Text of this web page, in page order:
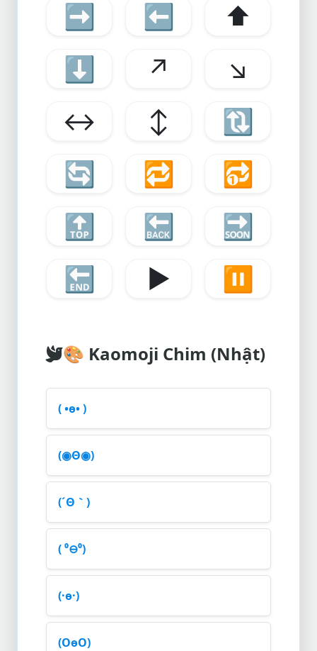
➡️ ⬅️
⬆️
⬇️
↗️
↘️
↔️
↕️
🔃
🔄
🔁
🔂
🔝
🔙
🔜
🔚
▶️ ⏸️
🎨 Kaomoji Chim (Nhật)
( •ө• )
(◉Θ◉)
(´Θ｀)
( ⁰⊖⁰)
(·ө·)
(OөO)